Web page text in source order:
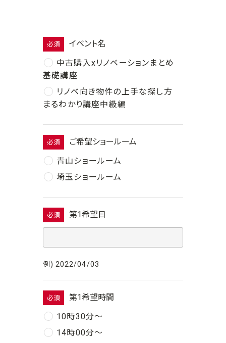
必須
イベント名
中古購入xリノベーションまとめ
基礎講座
リノベ向き物件の上手な探し方
まるわかり講座中級編
必須
ご希望ショールーム
青山ショールーム
埼玉ショールーム
必須 第1希望日
例) 2022/04/03
必須
第1希望時間
10時30分〜
14時00分〜